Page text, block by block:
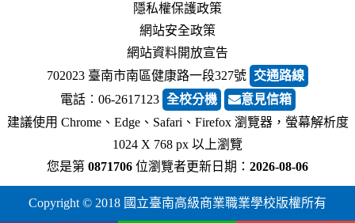
隱私權保護政策
網站安全政策
網站資料開放宣告
702023 臺南市南區健康路一段327號 交通路線
電話︰06-2617123 全校分機
意見信箱
建議使用 Chrome、Edge、Safari、Firefox 瀏覽器，螢幕解析度
1024 X 768 px 以上瀏覽
您是第 0871706 位瀏覽者更新日期： 2026-08-06
Copyright © 2018 國立臺南高級商業職業學校版權所有